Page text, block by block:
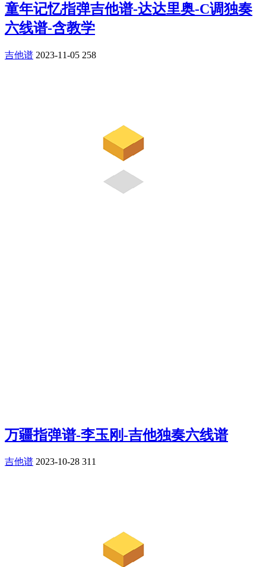
童年记忆指弹吉他谱-达达里奥-C调独奏
六线谱-含教学
吉他谱 2023-11-05 258
万疆指弹谱-李玉刚-吉他独奏六线谱
吉他谱 2023-10-28 311